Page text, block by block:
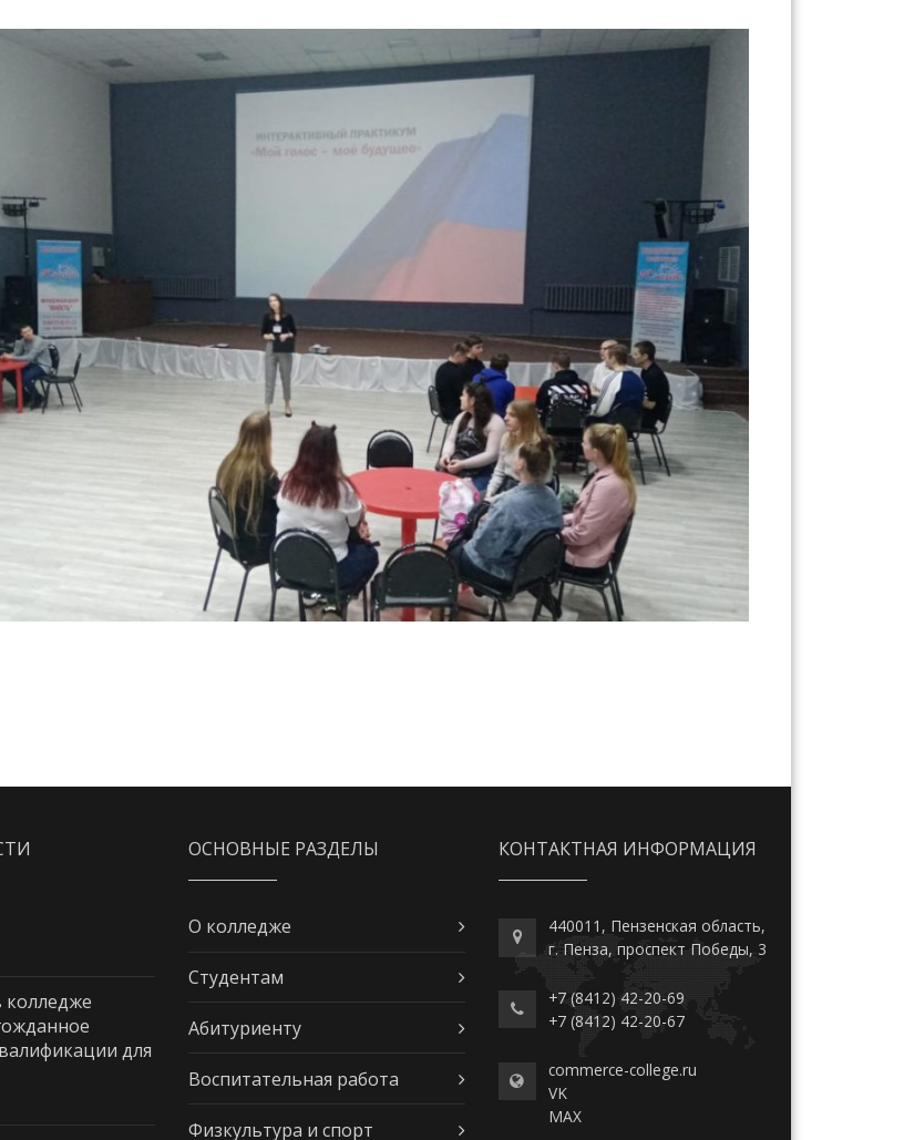
колледже
для
ОСНОВНЫЕ РАЗДЕЛЫ
О колледже
Студентам
Абитуриенту
Воспитательная работа
Физкультура и спорт
КОНТАКТНАЯ ИНФОРМАЦИЯ
440011, Пензенская область,
г. Пенза, проспект Победы, 3
+7 (8412) 42-20-69
+7 (8412) 42-20-67
commerce-college.ru
VK
MAX